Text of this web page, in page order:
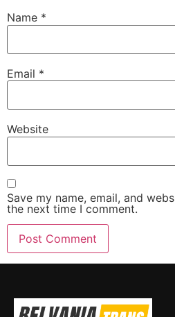
Name *
Email *
Website
Save my name, email, and
the next time I comment.